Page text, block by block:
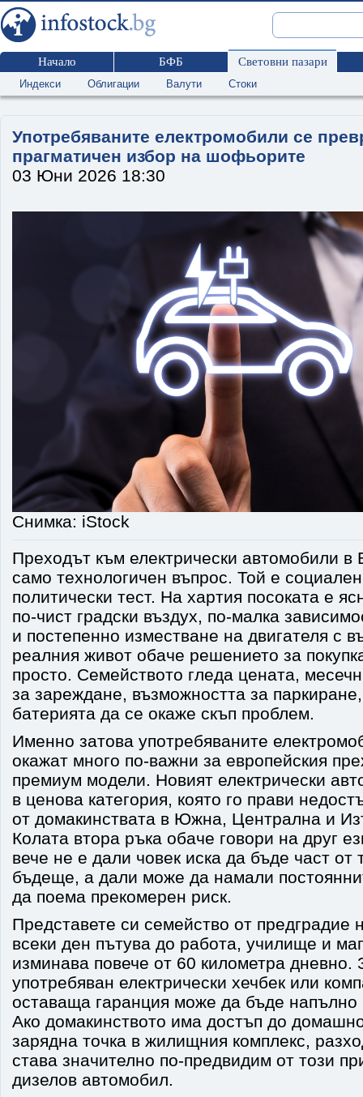
Начало БФБ Световни пазари
Индекси Облигации Валути Стоки
Употребяваните електромобили се
прагматичен избор на шофьорите
03 Юни 2026 18:30
Снимка: iStock
Преходът към електрически автомобили в
само технологичен въпрос. Той е
политически тест. На хартия посоката е
по-чист градски въздух, по-малка
и постепенно изместване на двигателя с
реалния живот обаче решението за
просто. Семейството гледа цената,
за зареждане, възможността за
батерията да се окаже скъп проблем.
Именно затова употребяваните
окажат много по-важни за европейския
премиум модели. Новият електрически
в ценова категория, която го прави
от домакинствата в Южна, Централна и
Колата втора ръка обаче говори на друг
вече не е дали човек иска да бъде част от
бъдеще, а дали може да намали
да поема прекомерен риск.
Представете си семейство от предградие
всеки ден пътува до работа, училище и
изминава повече от 60 километра дневно.
употребяван електрически хечбек или
оставаща гаранция може да бъде
Ако домакинството има достъп до
зарядна точка в жилищния комплекс,
става значително по-предвидим от този
дизелов автомобил.